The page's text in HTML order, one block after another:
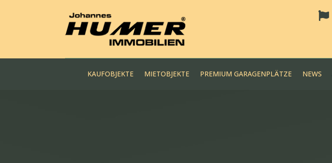

KAUFOBJEKTE MIETOBJEKTE PREMIUM GARAGENPLÄTZE NEWS